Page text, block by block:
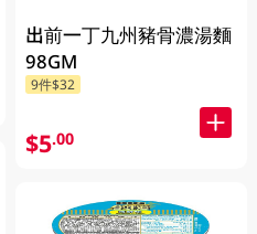
出前一丁九州豬骨濃湯麵
98GM
9件$32
$5.00